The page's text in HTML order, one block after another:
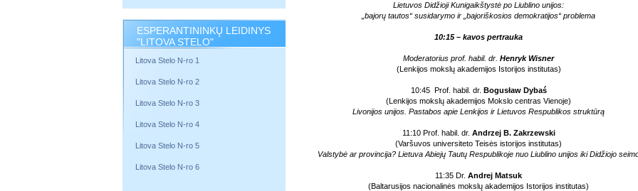
ESPERANTININKŲ LEIDINYS
"LITOVA STELO"
Litova Stelo N-ro 1
Litova Stelo N-ro 2
Litova Stelo N-ro 3
Litova Stelo N-ro 4
Litova Stelo N-ro 5
Litova Stelo N-ro 6
Lietuvos Didžioji Kunigaikštystė po Liublino unijos:
„bajorų tautos“ susidarymo ir „bajoriškosios demokratijos“ problema
10:15 – kavos pertrauka
Moderatorius prof. habil. dr. Henryk Wisner
(Lenkijos mokslų akademijos Istorijos institutas)
10:45 Prof. habil. dr. Bogusław Dybaś
(Lenkijos mokslų akademijos Mokslo centras Vienoje)
Livonijos unijos. Pastabos apie Lenkijos ir Lietuvos Respublikos struktūrą
11:10 Prof. habil. dr. Andrzej B. Zakrzewski
(Varšuvos universiteto Teisės istorijos institutas)
Valstybė ar provincija? Lietuva Abiejų Tautų Respublikoje nuo Liublino unijos iki Didžiojo
11:35 Dr. Andrej Matsuk
(Baltarusijos nacionalinės mokslų akademijos Istorijos institutas)